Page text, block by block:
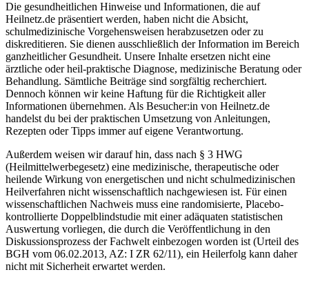
Die gesundheitlichen Hinweise und Informationen, die auf
Heilnetz.de präsentiert werden, haben nicht die Absicht,
schulmedizinische Vorgehensweisen herabzusetzen oder zu
diskreditieren. Sie dienen ausschließlich der Information im Bereich
ganzheitlicher Gesundheit. Unsere Inhalte ersetzen nicht eine
ärztliche oder heil-praktische Diagnose, medizinische Beratung oder
Behandlung. Sämtliche Beiträge sind sorgfältig recherchiert.
Dennoch können wir keine Haftung für die Richtigkeit aller
Informationen übernehmen. Als Besucher:in von Heilnetz.de
handelst du bei der praktischen Umsetzung von Anleitungen,
Rezepten oder Tipps immer auf eigene Verantwortung.
Außerdem weisen wir darauf hin, dass nach § 3 HWG
(Heilmittelwerbegesetz) eine medizinische, therapeutische oder
heilende Wirkung von energetischen und nicht schulmedizinischen
Heilverfahren nicht wissenschaftlich nachgewiesen ist. Für einen
wissenschaftlichen Nachweis muss eine randomisierte, Placebo-
kontrollierte Doppelblindstudie mit einer adäquaten statistischen
Auswertung vorliegen, die durch die Veröffentlichung in den
Diskussionsprozess der Fachwelt einbezogen worden ist (Urteil des
BGH vom 06.02.2013, AZ: I ZR 62/11), ein Heilerfolg kann daher
nicht mit Sicherheit erwartet werden.